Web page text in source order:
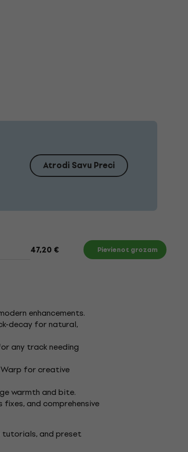
Atrodi Savu Preci
47,20 € Pievienot grozam
enhancements.
decay for natural,
any track needing
Warp for creative
warmth and bite.
and comprehensive
tutorials, and preset